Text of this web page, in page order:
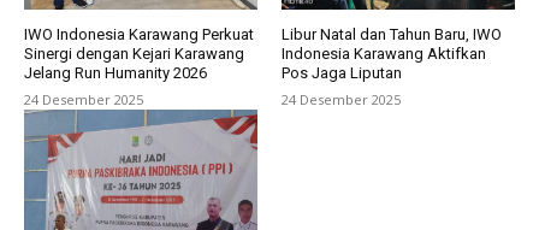
IWO Indonesia Karawang Perkuat
Sinergi dengan Kejari Karawang
Jelang Run Humanity 2026
24 Desember 2025
Libur Natal dan Tahun Baru, IWO
Indonesia Karawang Aktifkan
Pos Jaga Liputan
24 Desember 2025